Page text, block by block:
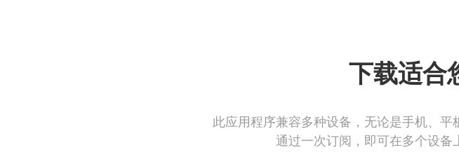
下载适合
此应用程序兼容多种设备，无论是手机、平
通过一次订阅，即可在多个设备